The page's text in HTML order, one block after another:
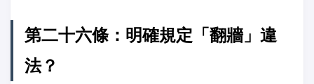
第二十六條：明確規定「翻牆」違
法？